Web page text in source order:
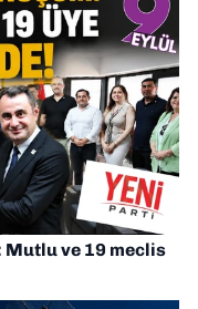
Mutlu ve 19 meclis